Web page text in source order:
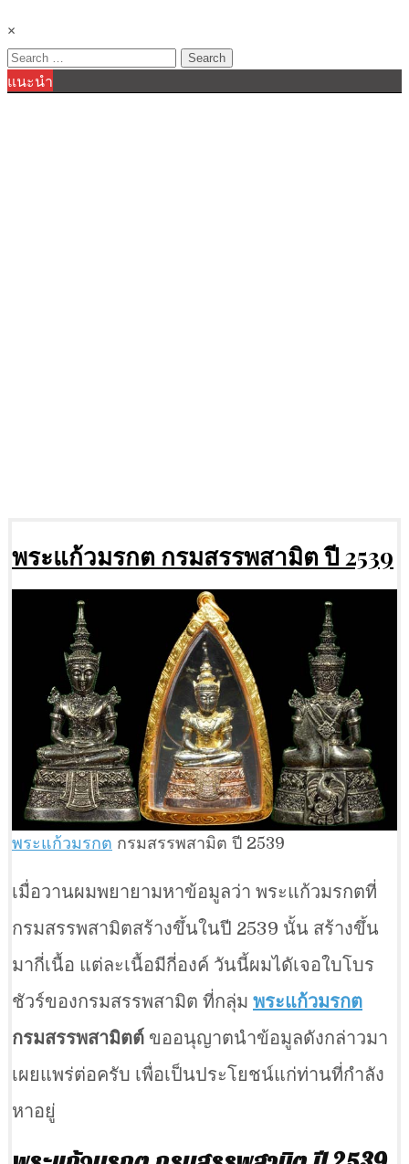
×
Search
for:
แนะนำ
พระแก้วมรกต กรมสรรพสามิต ปี 2539
พระแก้วมรกต กรมสรรพสามิต ปี 2539
เมื่อวานผมพยายามหาข้อมูลว่า พระแก้วมรกตที่
กรมสรรพสามิตสร้างขึ้นในปี 2539 นั้น สร้างขึ้น
มากี่เนื้อ แต่ละเนื้อมีกี่องค์ วันนี้ผมไดัเจอใบโบร
ชัวร์ของกรมสรรพสามิต ที่กลุ่ม พระแก้วมรกต
กรมสรรพสามิตต์ ขออนุญาตนำข้อมูลดังกล่าวมา
เผยแพร่ต่อครับ เพื่อเป็นประโยชน์แก่ท่านที่กำลัง
หาอยู่